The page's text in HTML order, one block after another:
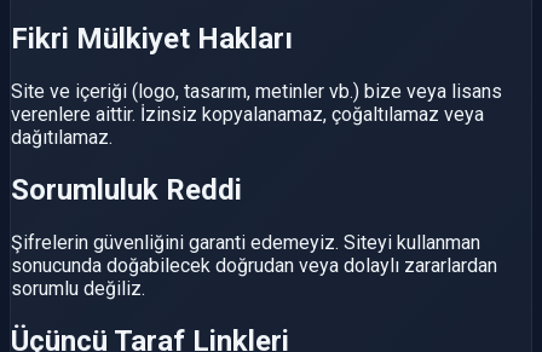
Fikri Mülkiyet Hakları
Site ve içeriği (logo, tasarım, metinler vb.) bize veya lisans
verenlere aittir. İzinsiz kopyalanamaz, çoğaltılamaz veya
dağıtılamaz.
Sorumluluk Reddi
Şifrelerin güvenliğini garanti edemeyiz. Siteyi kullanman
sonucunda doğabilecek doğrudan veya dolaylı zararlardan
sorumlu değiliz.
Üçüncü Taraf Linkleri